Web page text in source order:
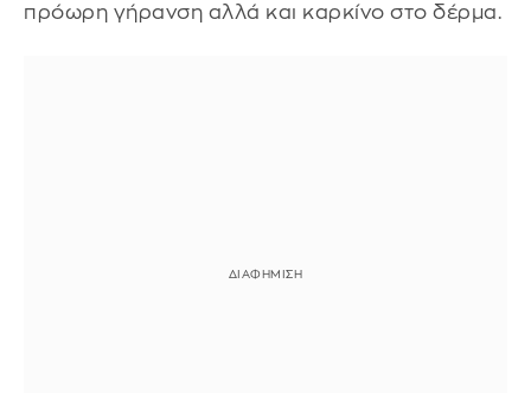
πρόωρη γήρανση αλλά και καρκίνο στο δέρμα.